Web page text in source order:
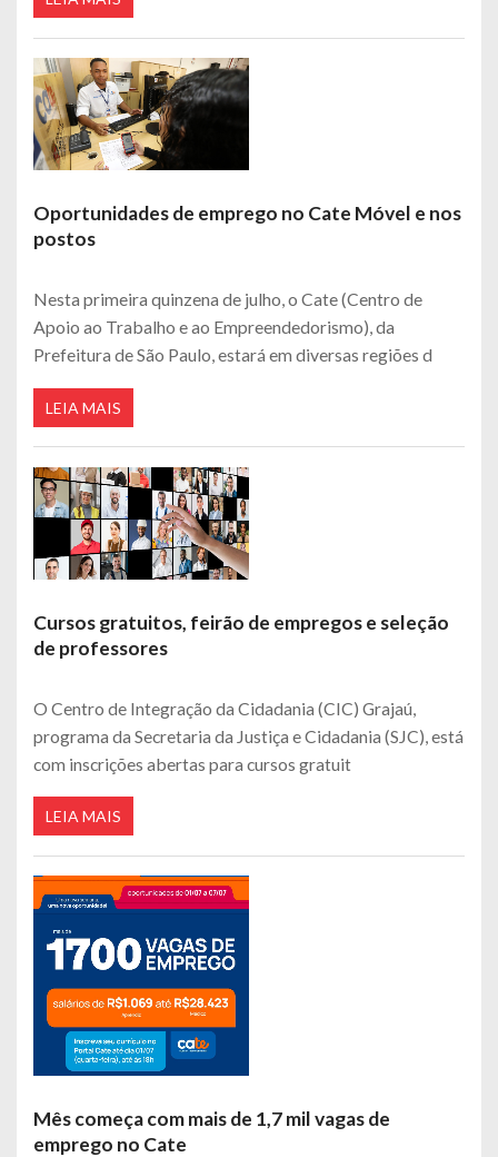
Oportunidades de emprego no Cate Móvel e nos
postos
Nesta primeira quinzena de julho, o Cate (Centro de
Apoio ao Trabalho e ao Empreendedorismo), da
Prefeitura de São Paulo, estará em diversas regiões d
LEIA MAIS
Cursos gratuitos, feirão de empregos e seleção
de professores
O Centro de Integração da Cidadania (CIC) Grajaú,
programa da Secretaria da Justiça e Cidadania (SJC), está
com inscrições abertas para cursos gratuit
LEIA MAIS
Mês começa com mais de 1,7 mil vagas de
emprego no Cate